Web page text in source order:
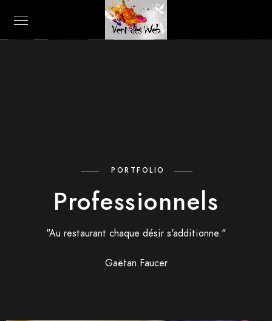
PORTFOLIO
Professionnels
"Au restaurant chaque désir s'additionne."
Gaëtan Faucer